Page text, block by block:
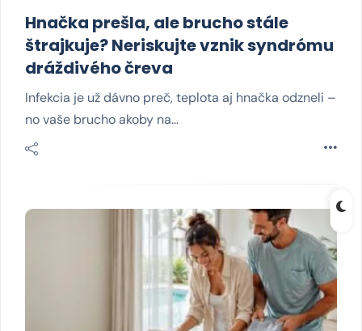
Hnačka prešla, ale brucho stále
štrajkuje? Neriskujte vznik syndrómu
dráždivého čreva
Infekcia je už dávno preč, teplota aj hnačka odzneli –
no vaše brucho akoby na…